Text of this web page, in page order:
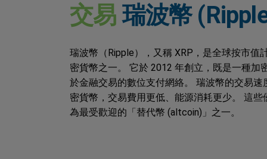
交易瑞波幣
瑞波幣（Ripple），又稱 XRP，是全球按市值
密貨幣之一。 它於 2012 年創立，既是一種加
於金融交易的數位支付網絡。 瑞波幣的交易速
密貨幣，交易費用更低、能源消耗更少。 這些
為最受歡迎的「替代幣 (altcoin)」之一。